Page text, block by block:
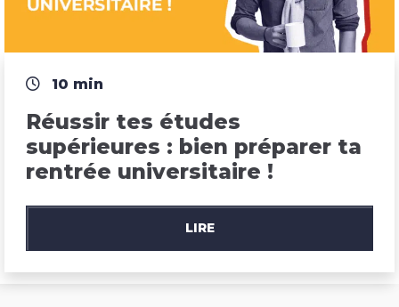
10 min
Réussir tes études
supérieures : bien préparer ta
rentrée universitaire !
LIRE